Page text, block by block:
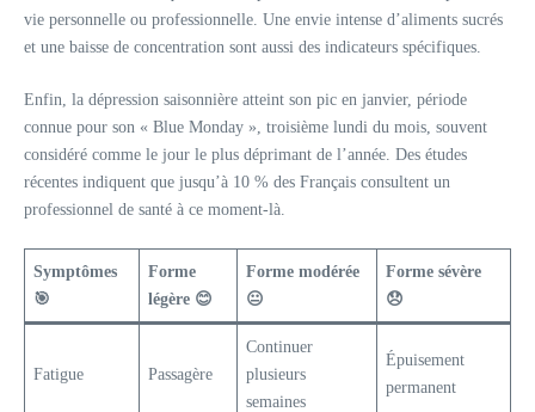
vie personnelle ou professionnelle. Une envie intense d’aliments sucrés
et une baisse de concentration sont aussi des indicateurs spécifiques.
Enfin, la dépression saisonnière atteint son pic en janvier, période
connue pour son « Blue Monday », troisième lundi du mois, souvent
considéré comme le jour le plus déprimant de l’année. Des études
récentes indiquent que jusqu’à 10 % des Français consultent un
professionnel de santé à ce moment-là.
Symptômes
🎯
Forme
légère 😊
Forme modérée
😐
Forme sévère
😞
Fatigue Passagère
Continuer
plusieurs
semaines
Épuisement
permanent